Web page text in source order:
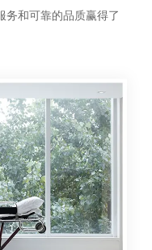
务和可靠的品质赢得了